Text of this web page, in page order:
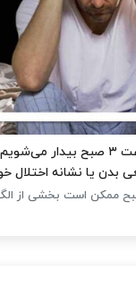
چرا بعضی شب‌ها ساعت ۳ صبح
بدن یا نشانه اختلال
شدن ساعت ۳ صبح ممکن است